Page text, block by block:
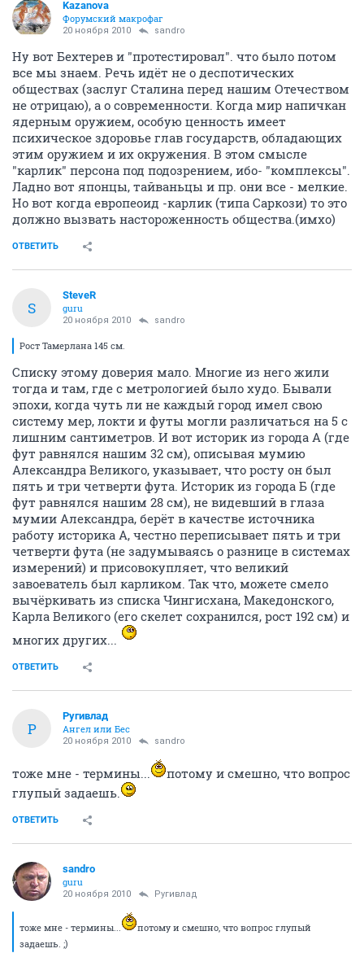
Kazanova
Форумский макрофаг
20 ноября 2010 sandro
Ну вот Бехтерев и "протестировал". что было потом
все мы знаем. Речь идёт не о деспотических
обществах (заслуг Сталина перед нашим Отечеством
не отрицаю), а о современности. Когда мир напичкан
ядерным оружием, особую ценность имеет
психическое здоровье глав государств, обладающих
этим оружием и их окружения. В этом смысле
"карлик" персона под подозрением, ибо- "комплексы".
Ладно вот японцы, тайваньцы и пр. они все - мелкие.
Но вот когда европеоид -карлик (типа Саркози) то это
должно вызвать настороженность общества.(имхо)
ОТВЕТИТЬ
S
SteveR
guru
20 ноября 2010 sandro
Рост Тамерлана 145 см.
Списку этому доверия мало. Многие из него жили
тогда и там, где с метрологией было худо. Бывали
эпохи, когда чуть ли не каждый город имел свою
систему мер, локти и футы могли различаться на 5 с
лишним сантиметров. И вот историк из города А (где
фут равнялся нашим 32 см), описывая мумию
Александра Великого, указывает, что росту он был
пять и три четверти фута. Историк из города Б (где
фут равнялся нашим 28 см), не видевший в глаза
мумии Александра, берёт в качестве источника
работу историка А, честно переписывает пять и три
четверти фута (не задумываясь о разнице в системах
измерений) и присовокупляет, что великий
завоеватель был карликом. Так что, можете смело
вычёркивать из списка Чингисхана, Македонского,
Карла Великого (его скелет сохранился, рост 192 см) и
многих других...
ОТВЕТИТЬ
Р
Ругивлад
Ангел или Бес
20 ноября 2010 sandro
тоже мне - термины...
потому и смешно, что вопрос
глупый задаешь.
ОТВЕТИТЬ
sandro
guru
20 ноября 2010 Ругивлад
тоже мне - термины...
потому и смешно, что вопрос глупый
задаешь. ;)